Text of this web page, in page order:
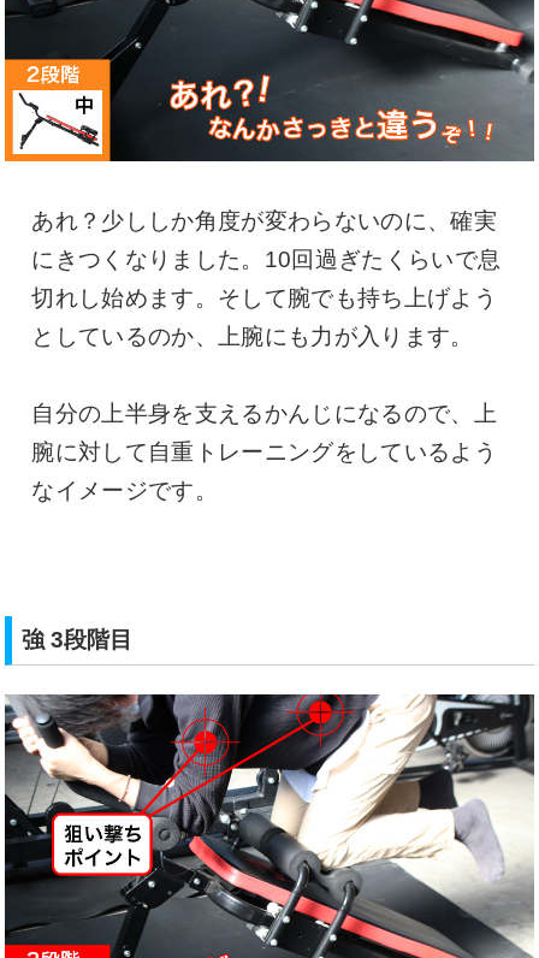
あれ？少ししか角度が変わらないのに、確実
にきつくなりました。10回過ぎたくらいで息
切れし始めます。そして腕でも持ち上げよう
としているのか、上腕にも力が入ります。
自分の上半身を支えるかんじになるので、上
腕に対して自重トレーニングをしているよう
なイメージです。
強 3段階目